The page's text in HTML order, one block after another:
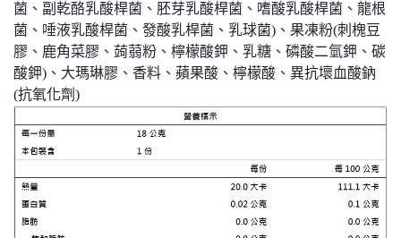
菌、副乾酪乳酸桿菌、胚芽乳酸桿菌、嗜酸乳酸桿菌、龍根
菌、唾液乳酸桿菌、發酸乳桿菌、乳球菌)、果凍粉(刺槐豆
膠、鹿角菜膠、蒟蒻粉、檸檬酸鉀、乳糖、磷酸二氫鉀、碳
酸鉀)、大瑪琳膠、香料、蘋果酸、檸檬酸、異抗壞血酸鈉
(抗氧化劑)